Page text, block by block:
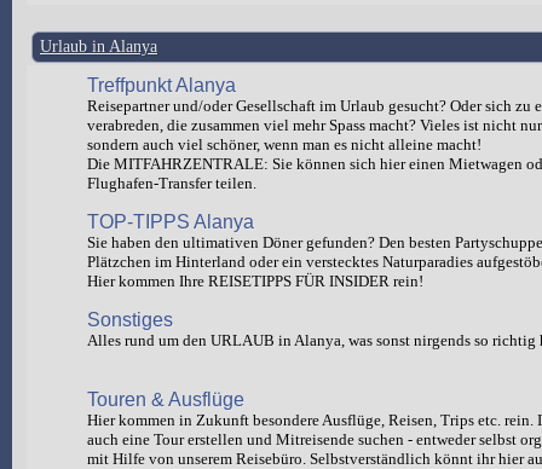
Urlaub in Alanya
Treffpunkt Alanya
Reisepartner und/oder Gesellschaft im Urlaub gesucht? Oder sich zu
verabreden, die zusammen viel mehr Spass macht? Vieles ist nicht
sondern auch viel schöner, wenn man es nicht alleine macht!
Die MITFAHRZENTRALE: Sie können sich hier einen Mietwagen
Flughafen-Transfer teilen.
TOP-TIPPS Alanya
Sie haben den ultimativen Döner gefunden? Den besten
Plätzchen im Hinterland oder ein verstecktes Naturparadies
Hier kommen Ihre REISETIPPS FÜR INSIDER rein!
Sonstiges
Alles rund um den URLAUB in Alanya, was sonst nirgends so richtig
Touren & Ausflüge
Hier kommen in Zukunft besondere Ausflüge, Reisen, Trips etc. rein.
auch eine Tour erstellen und Mitreisende suchen - entweder selbst
mit Hilfe von unserem Reisebüro. Selbstverständlich könnt ihr hier